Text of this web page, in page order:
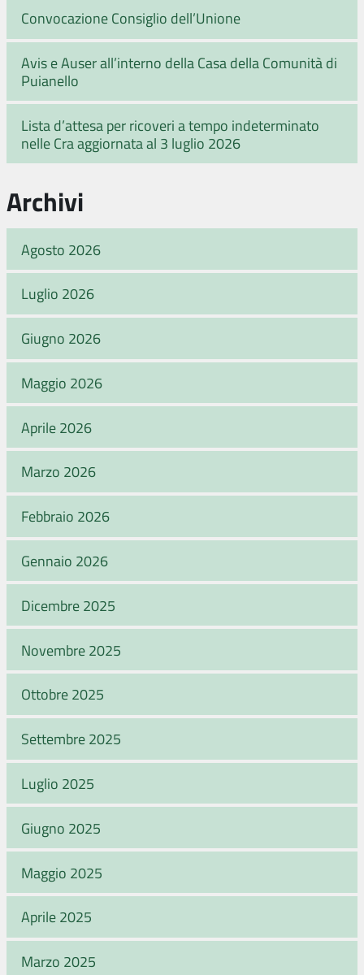
Convocazione Consiglio dell’Unione
Avis e Auser all’interno della Casa della Comunità di
Puianello
Lista d’attesa per ricoveri a tempo indeterminato
nelle Cra aggiornata al 3 luglio 2026
Archivi
Agosto 2026
Luglio 2026
Giugno 2026
Maggio 2026
Aprile 2026
Marzo 2026
Febbraio 2026
Gennaio 2026
Dicembre 2025
Novembre 2025
Ottobre 2025
Settembre 2025
Luglio 2025
Giugno 2025
Maggio 2025
Aprile 2025
Marzo 2025